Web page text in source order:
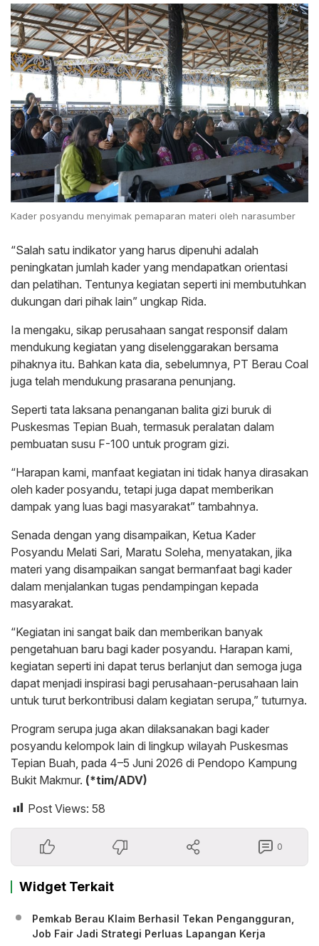
Kader posyandu menyimak pemaparan materi oleh narasumber
“Salah satu indikator yang harus dipenuhi adalah
peningkatan jumlah kader yang mendapatkan orientasi
dan pelatihan. Tentunya kegiatan seperti ini membutuhkan
dukungan dari pihak lain” ungkap Rida.
Ia mengaku, sikap perusahaan sangat responsif dalam
mendukung kegiatan yang diselenggarakan bersama
pihaknya itu. Bahkan kata dia, sebelumnya, PT Berau Coal
juga telah mendukung prasarana penunjang.
Seperti tata laksana penanganan balita gizi buruk di
Puskesmas Tepian Buah, termasuk peralatan dalam
pembuatan susu F-100 untuk program gizi.
“Harapan kami, manfaat kegiatan ini tidak hanya dirasakan
oleh kader posyandu, tetapi juga dapat memberikan
dampak yang luas bagi masyarakat” tambahnya.
Senada dengan yang disampaikan, Ketua Kader
Posyandu Melati Sari, Maratu Soleha, menyatakan, jika
materi yang disampaikan sangat bermanfaat bagi kader
dalam menjalankan tugas pendampingan kepada
masyarakat.
“Kegiatan ini sangat baik dan memberikan banyak
pengetahuan baru bagi kader posyandu. Harapan kami,
kegiatan seperti ini dapat terus berlanjut dan semoga juga
dapat menjadi inspirasi bagi perusahaan-perusahaan lain
untuk turut berkontribusi dalam kegiatan serupa,” tuturnya.
Program serupa juga akan dilaksanakan bagi kader
posyandu kelompok lain di lingkup wilayah Puskesmas
Tepian Buah, pada 4–5 Juni 2026 di Pendopo Kampung
Bukit Makmur. (*tim/ADV)
Post Views: 58
0
Widget Terkait
Pemkab Berau Klaim Berhasil Tekan Pengangguran,
Job Fair Jadi Strategi Perluas Lapangan Kerja